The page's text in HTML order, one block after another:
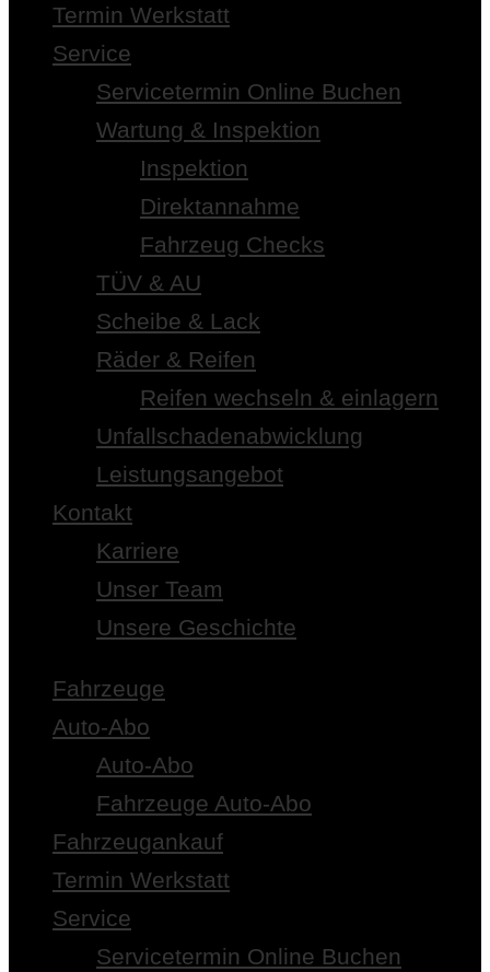
Termin Werkstatt
Service
Servicetermin Online Buchen
Wartung & Inspektion
Inspektion
Direktannahme
Fahrzeug Checks
TÜV & AU
Scheibe & Lack
Räder & Reifen
Reifen wechseln & einlagern
Unfallschadenabwicklung
Leistungsangebot
Kontakt
Karriere
Unser Team
Unsere Geschichte
Fahrzeuge
Auto-Abo
Auto-Abo
Fahrzeuge Auto-Abo
Fahrzeugankauf
Termin Werkstatt
Service
Servicetermin Online Buchen